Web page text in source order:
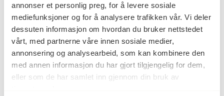
annonser et personlig preg, for å levere sosiale
mediefunksjoner og for å analysere trafikken vår. Vi deler
dessuten informasjon om hvordan du bruker nettstedet
vårt, med partnerne våre innen sosiale medier,
annonsering og analysearbeid, som kan kombinere den
med annen informasjon du har gjort tilgjengelig for dem,
eller som de har samlet inn gjennom din bruk av
Teknikk og
materiale
Ikatinnfarget billedvev i ull og nylon
Mål
Høyde: 150cm
Bredde: 350cm